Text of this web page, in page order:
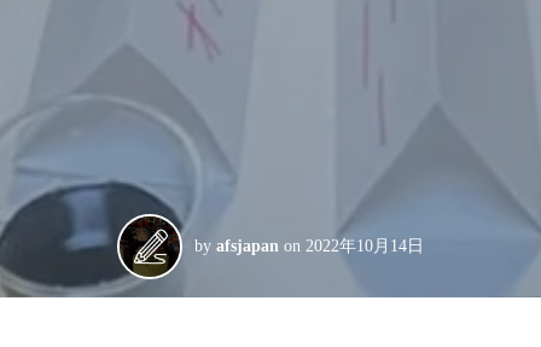
by afsjapan on 2022年10月14日